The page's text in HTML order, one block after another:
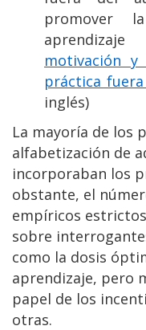
promover
motivación y
práctica
inglés)
La mayoría de los
alfabetización de
incorporaban los
obstante, el
empíricos
sobre
como la dosis
aprendizaje, pero
papel de los
otras.